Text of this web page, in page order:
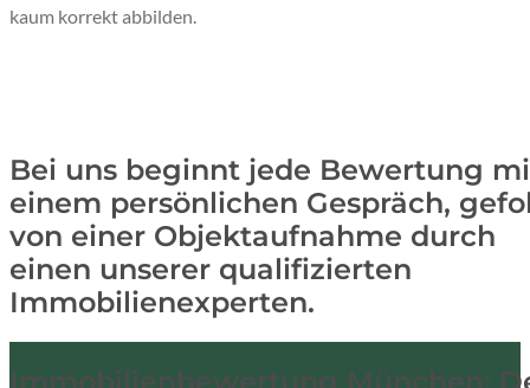
kaum korrekt abbilden.
Bei uns beginnt jede Bewertung
einem persönlichen Gespräch,
von einer Objektaufnahme durch
einen unserer qualifizierten
Immobilienexperten.